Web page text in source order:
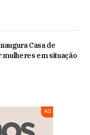
Casa de
mulheres em situação